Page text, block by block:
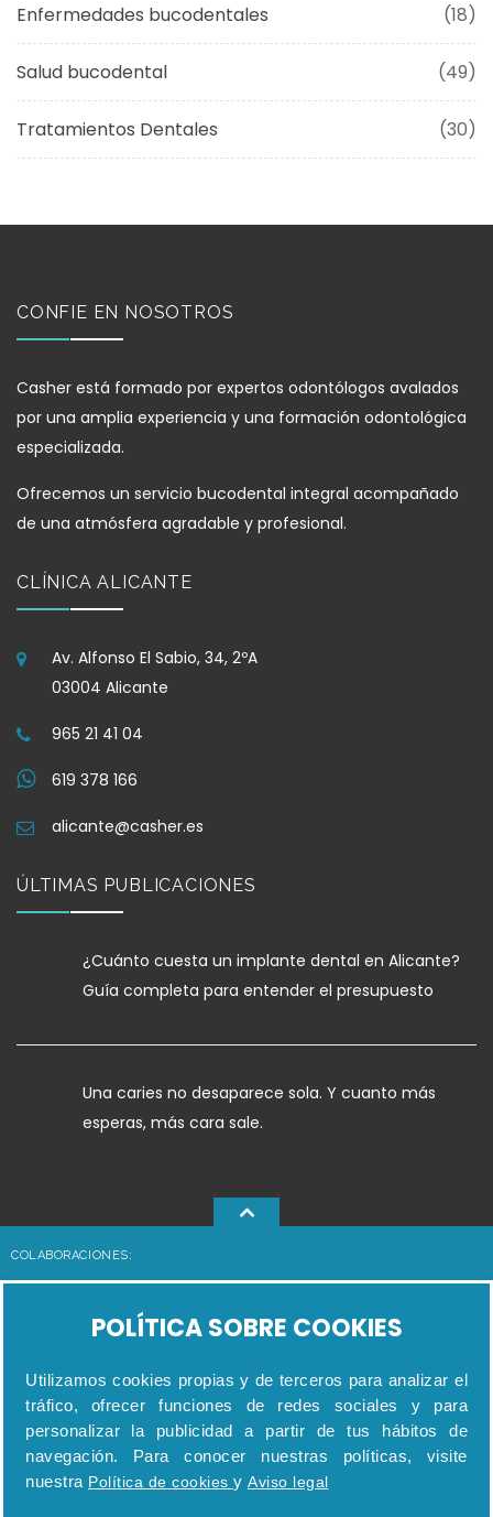
POLÍTICA SOBRE COOKIES
Utilizamos cookies propias y de terceros para analizar el
tráfico, ofrecer funciones de redes sociales y para
personalizar la publicidad a partir de tus hábitos de
navegación. Para conocer nuestras políticas, visite
nuestra Política de cookies y Aviso legal
Enfermedades bucodentales (18)
Salud bucodental (49)
Tratamientos Dentales (30)
CONFIE EN NOSOTROS
Casher está formado por expertos odontólogos avalados
por una amplia experiencia y una formación odontológica
especializada.
Ofrecemos un servicio bucodental integral acompañado
de una atmósfera agradable y profesional.
CLÍNICA ALICANTE
Av. Alfonso El Sabio, 34, 2ºA
03004 Alicante
965 21 41 04
619 378 166
alicante@casher.es
ÚLTIMAS PUBLICACIONES
¿Cuánto cuesta un implante dental en Alicante?
Guía completa para entender el presupuesto
Una caries no desaparece sola. Y cuanto más
esperas, más cara sale.
COLABORACIONES: